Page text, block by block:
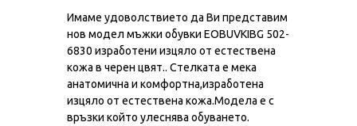
Имаме удоволствието да Ви представим
нов модел мъжки обувки EOBUVKIBG 502-
6830 изработени изцяло от естествена
кожа в черен цвят.. Стелката е мека
анатомична и комфортна,изработена
изцяло от естествена кожа.Модела е с
връзки който улеснява обуването.